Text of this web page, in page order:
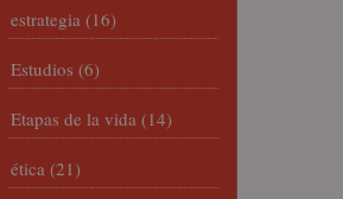
estrategia (16)
Estudios (6)
Etapas de la vida (14)
ética (21)